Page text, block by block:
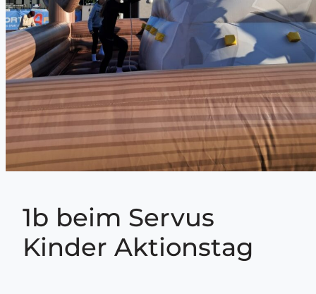
1b beim Servus
Kinder Aktionstag